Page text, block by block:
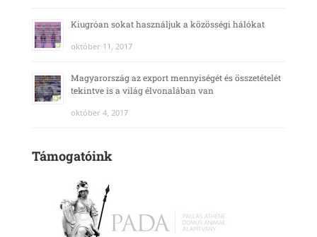
Kiugróan sokat használjuk a közösségi hálókat
október 11, 2017
Magyarország az export mennyiségét és összetételét
tekintve is a világ élvonalában van
október 4, 2017
Támogatóink